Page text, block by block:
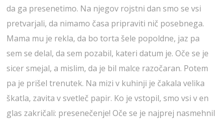
da ga presenetimo. Na njegov rojstni dan smo se vsi
pretvarjali, da nimamo časa pripraviti nič posebnega.
Mama mu je rekla, da bo torta šele popoldne, jaz pa
sem se delal, da sem pozabil, kateri datum je. Oče se je
sicer smejal, a mislim, da je bil malce razočaran. Potem
pa je prišel trenutek. Na mizi v kuhinji je čakala velika
škatla, zavita v svetleč papir. Ko je vstopil, smo vsi v en
glas zakričali: presenečenje! Oče se je najprej nasmehnil